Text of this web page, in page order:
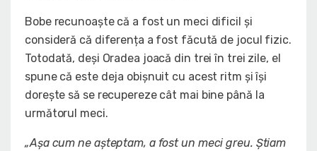
Bobe recunoaște că a fost un meci dificil și
consideră că diferența a fost făcută de jocul fizic.
Totodată, deși Oradea joacă din trei în trei zile, el
spune că este deja obișnuit cu acest ritm și își
dorește să se recupereze cât mai bine până la
următorul meci.
„Așa cum ne așteptam, a fost un meci greu. Știam